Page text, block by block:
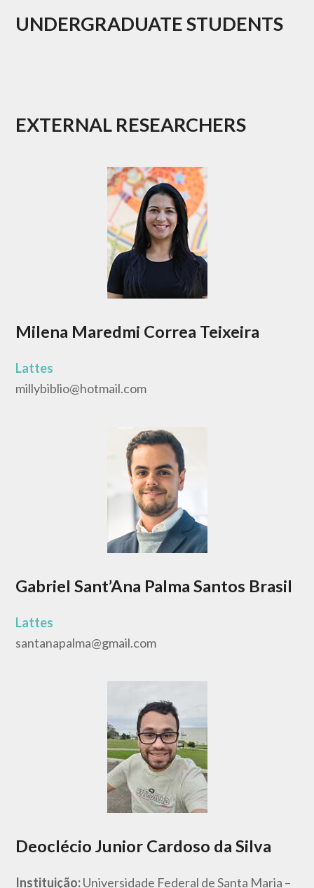
UNDERGRADUATE STUDENTS
EXTERNAL RESEARCHERS
Milena Maredmi Correa Teixeira
Lattes
millybiblio@hotmail.com
Gabriel Sant’Ana Palma Santos Brasil
Lattes
santanapalma@gmail.com
Deoclécio Junior Cardoso da Silva
Instituição:Universidade Federal de Santa Maria –